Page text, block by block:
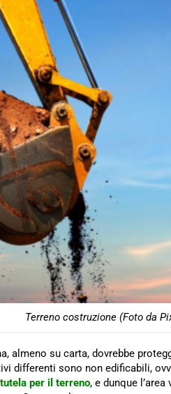
Terreno costruzione (Foto da
almeno su carta, dovrebbe
differenti sono non edificabili,
tutela per il terreno, e dunque